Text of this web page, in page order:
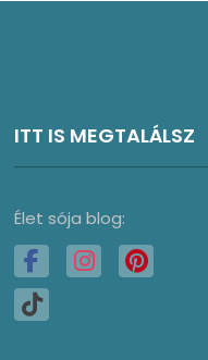
ITT IS MEGTALÁLSZ
Élet sója blog: